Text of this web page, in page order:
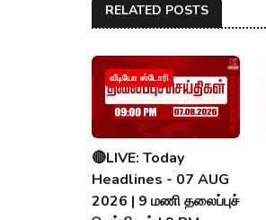
RELATED POSTS
வீடியோ ஸ்டோரி
🔴LIVE: Today
Headlines - 07 AUG
2026 | 9 மணி தலைப்புச்